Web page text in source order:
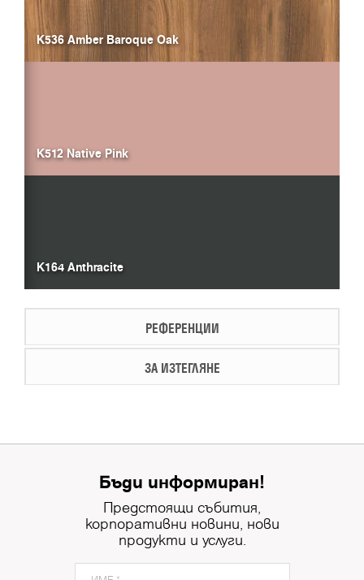
K536 Amber Baroque Oak
K512 Native Pink
K164 Anthracite
РЕФЕРЕНЦИИ
ЗА ИЗТЕГЛЯНЕ
Бъди информиран!
Предстоящи събития,
корпоративни новини, нови
продукти и услуги.